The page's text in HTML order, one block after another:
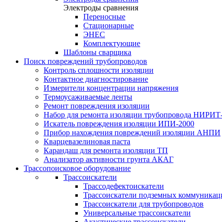
Электроды сравнения
Переносные
Стационарные
ЭНЕС
Комплектующие
Шаблоны сварщика
Поиск повреждений трубопроводов
Контроль сплошности изоляции
Контактное диагностирование
Измерители концентрации напряжения
Термоусаживаемые ленты
Ремонт повреждения изоляции
Набор для ремонта изоляции трубопровода
Искатель повреждения изоляции ИПИ-2000
Прибор нахождения повреждений изоляции АНПИ
Кварцевазелиновая паста
Карандаш для ремонта изоляции ТП
Анализатор активности грунта АКАГ
Трассопоисковое оборудование
Трассоискатели
Трассодефектоискатели
Трассоискатели подземных
Трассоискатели для трубопроводов
Универсальные трассоискатели